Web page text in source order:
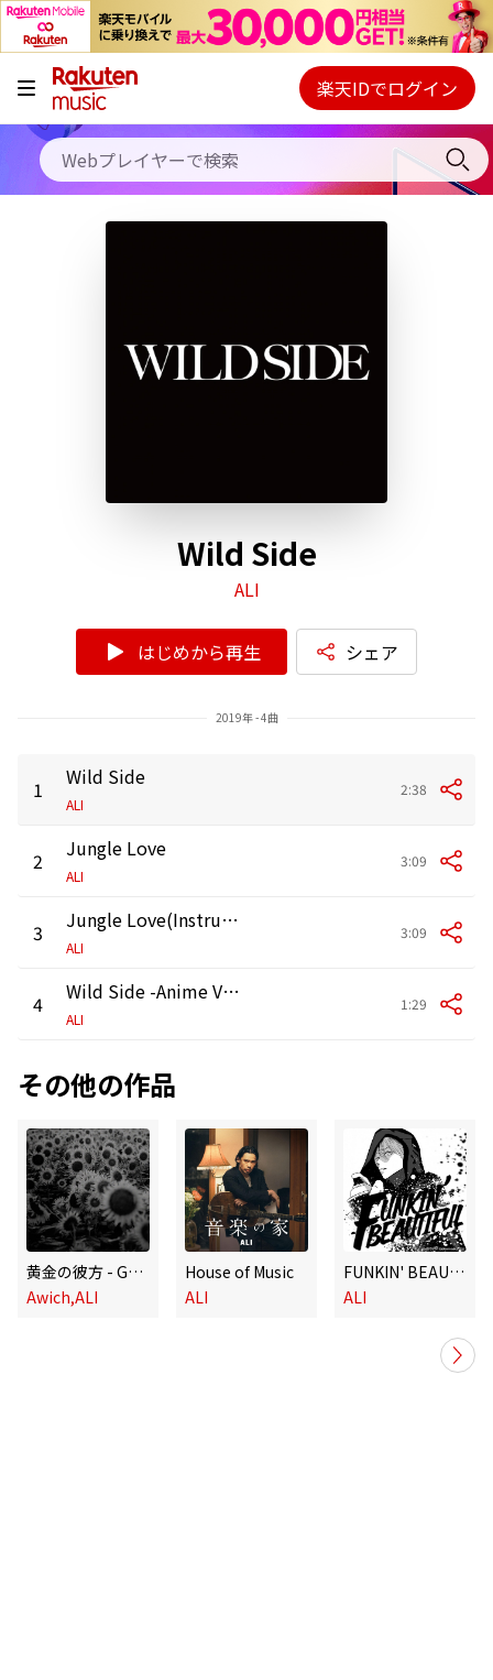
キャンペーン
料金プラン
使い方
Webプレイヤー
ご契約内容の確認・変更
楽天IDでログイン
Wild Side
ALI
はじめから再生 シェア
2019年 - 4曲
1 Wild Side
ALI
2:38
2 Jungle Love
ALI
3:09
3 Jungle Love(Instrumental)
ALI
3:09
4 Wild Side -Anime Ver.-
ALI
1:29
その他の作品
黄金の彼方 - Golden Horizon - (Remix ver.)
Awich,ALI
House of Music
ALI
FUNKIN' BEAUTIFUL feat. ZORN (Anime Size)
ALI